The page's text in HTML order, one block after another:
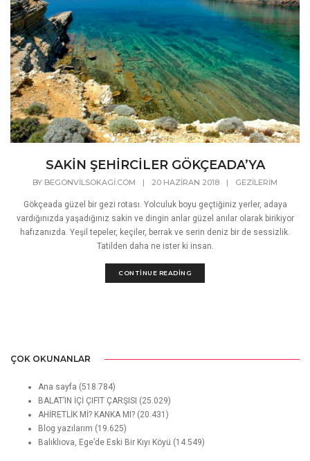
SAKİN ŞEHİRCİLER GÖKÇEADA’YA
BY BEGONVILSOKAGI.COM | 20 HAZIRAN 2018 | GEZILERIM
Gökçeada güzel bir gezi rotası. Yolculuk boyu geçtiğiniz yerler, adaya
vardığınızda yaşadığınız sakin ve dingin anlar güzel anılar olarak birikiyor
hafızanızda. Yeşil tepeler, keçiler, berrak ve serin deniz bir de sessizlik.
Tatilden daha ne ister ki insan.
CONTINUE READING
ÇOK OKUNANLAR
Ana sayfa (518.784)
BALAT’IN İÇİ ÇIFIT ÇARŞISI (25.029)
AHİRETLİK Mİ? KANKA MI? (20.431)
Blog yazılarım (19.625)
Balıklıova, Ege’de Eski Bir Kıyı Köyü (14.549)